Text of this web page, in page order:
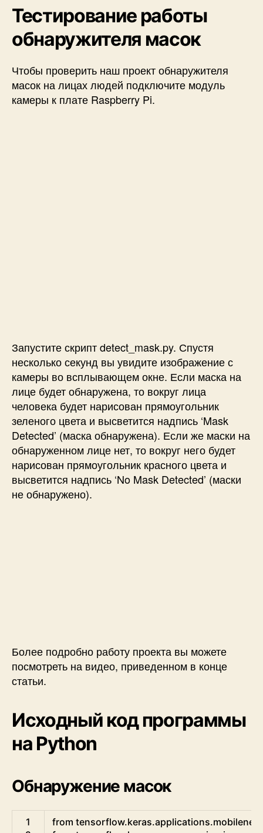
Тестирование работы
обнаружителя масок
Чтобы проверить наш проект обнаружителя
масок на лицах людей подключите модуль
камеры к плате Raspberry Pi.
Запустите скрипт detect_mask.py. Спустя
несколько секунд вы увидите изображение с
камеры во всплывающем окне. Если маска на
лице будет обнаружена, то вокруг лица
человека будет нарисован прямоугольник
зеленого цвета и высветится надпись ‘Mask
Detected’ (маска обнаружена). Если же маски на
обнаруженном лице нет, то вокруг него будет
нарисован прямоугольник красного цвета и
высветится надпись ‘No Mask Detected’ (маски
не обнаружено).
Более подробно работу проекта вы можете
посмотреть на видео, приведенном в конце
статьи.
Исходный код программы
на Python
Обнаружение масок
Python
1
from tensorflow.keras.applications.